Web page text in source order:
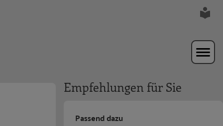
Empfehlungen für Sie
Passend dazu